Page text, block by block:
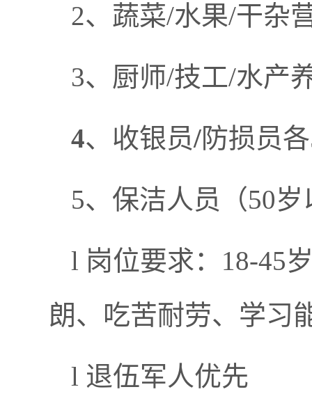
2、蔬菜/水果/干杂
3、厨师/技工/水产
4、收银员/防损员
5、保洁人员（50岁
l 岗位要求：18-45
朗、吃苦耐劳、学习
l 退伍军人优先